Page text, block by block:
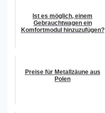
Ist es möglich, einem
Gebrauchtwagen ein
Komfortmodul hinzuzufügen?
Preise für Metallzäune aus
Polen